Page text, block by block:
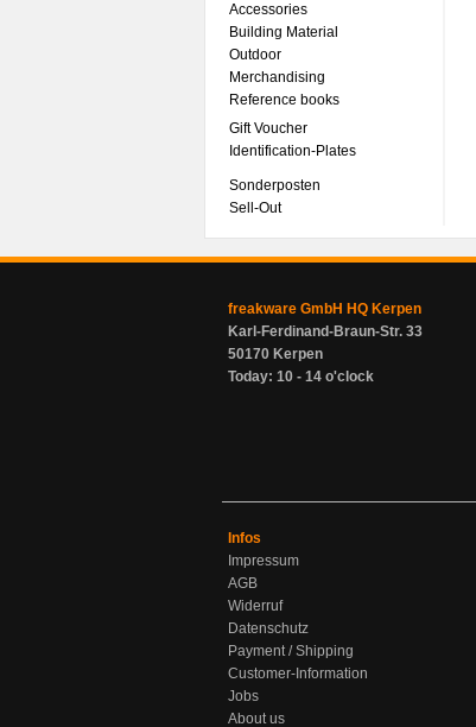
Accessories
Building Material
Outdoor
Merchandising
Reference books
Gift Voucher
Identification-Plates
Sonderposten
Sell-Out
freakware GmbH HQ Kerpen
Karl-Ferdinand-Braun-Str. 33
50170 Kerpen
Today: 10 - 14 o'clock
Infos
Impressum
AGB
Widerruf
Datenschutz
Payment / Shipping
Customer-Information
Jobs
About us